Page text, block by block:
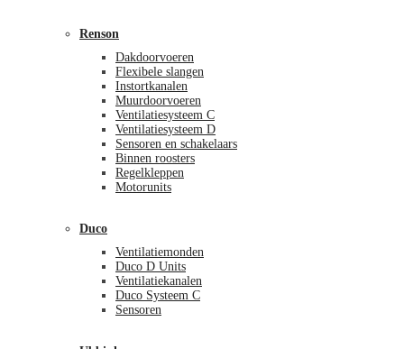
Renson
Dakdoorvoeren
Flexibele slangen
Instortkanalen
Muurdoorvoeren
Ventilatiesysteem C
Ventilatiesysteem D
Sensoren en schakelaars
Binnen roosters
Regelkleppen
Motorunits
Duco
Ventilatiemonden
Duco D Units
Ventilatiekanalen
Duco Systeem C
Sensoren